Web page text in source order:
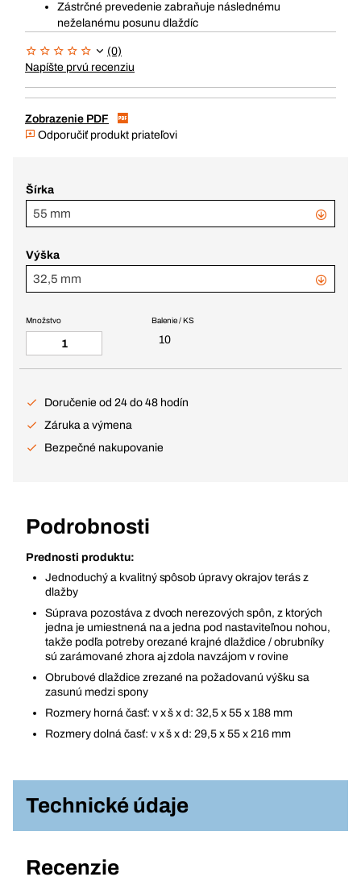
Zástrčné prevedenie zabraňuje následnému
neželanému posunu dlaždíc
(0)
Napíšte prvú recenziu
Zobrazenie PDF
Odporučiť produkt priateľovi
Šírka
55 mm
Výška
32,5 mm
Balenie / KS
10
Množstvo
Doručenie od 24 do 48 hodín
Záruka a výmena
Bezpečné nakupovanie
Podrobnosti
Prednosti produktu:
Jednoduchý a kvalitný spôsob úpravy okrajov terás z
dlažby
Súprava pozostáva z dvoch nerezových spôn, z ktorých
jedna je umiestnená na a jedna pod nastaviteľnou nohou,
takže podľa potreby orezané krajné dlaždice / obrubníky
sú zarámované zhora aj zdola navzájom v rovine
Obrubové dlaždice zrezané na požadovanú výšku sa
zasunú medzi spony
Rozmery horná časť: v x š x d: 32,5 x 55 x 188 mm
Rozmery dolná časť: v x š x d: 29,5 x 55 x 216 mm
Technické údaje
Recenzie